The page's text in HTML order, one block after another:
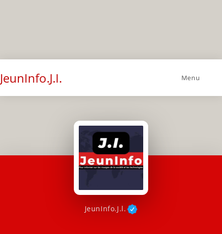
JeunInfo.J.I. Menu
JeunInfo.J.l.